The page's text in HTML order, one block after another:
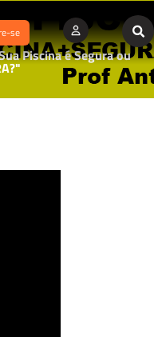
se
Piscina é Segura ou